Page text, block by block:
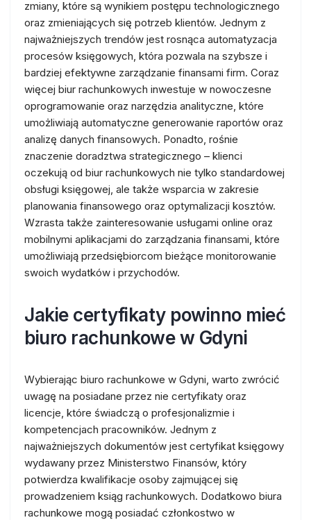
zmiany, które są wynikiem postępu technologicznego
oraz zmieniających się potrzeb klientów. Jednym z
najważniejszych trendów jest rosnąca automatyzacja
procesów księgowych, która pozwala na szybsze i
bardziej efektywne zarządzanie finansami firm. Coraz
więcej biur rachunkowych inwestuje w nowoczesne
oprogramowanie oraz narzędzia analityczne, które
umożliwiają automatyczne generowanie raportów oraz
analizę danych finansowych. Ponadto, rośnie
znaczenie doradztwa strategicznego – klienci
oczekują od biur rachunkowych nie tylko standardowej
obsługi księgowej, ale także wsparcia w zakresie
planowania finansowego oraz optymalizacji kosztów.
Wzrasta także zainteresowanie usługami online oraz
mobilnymi aplikacjami do zarządzania finansami, które
umożliwiają przedsiębiorcom bieżące monitorowanie
swoich wydatków i przychodów.
Jakie certyfikaty powinno mieć
biuro rachunkowe w Gdyni
Wybierając biuro rachunkowe w Gdyni, warto zwrócić
uwagę na posiadane przez nie certyfikaty oraz
licencje, które świadczą o profesjonalizmie i
kompetencjach pracowników. Jednym z
najważniejszych dokumentów jest certyfikat księgowy
wydawany przez Ministerstwo Finansów, który
potwierdza kwalifikacje osoby zajmującej się
prowadzeniem ksiąg rachunkowych. Dodatkowo biura
rachunkowe mogą posiadać członkostwo w